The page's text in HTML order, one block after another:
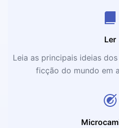
Ler
Leia as principais ideias
ficção do mundo em